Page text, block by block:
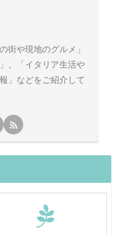
街や現地のグルメ」
、「イタリア生活や
」などをご紹介して